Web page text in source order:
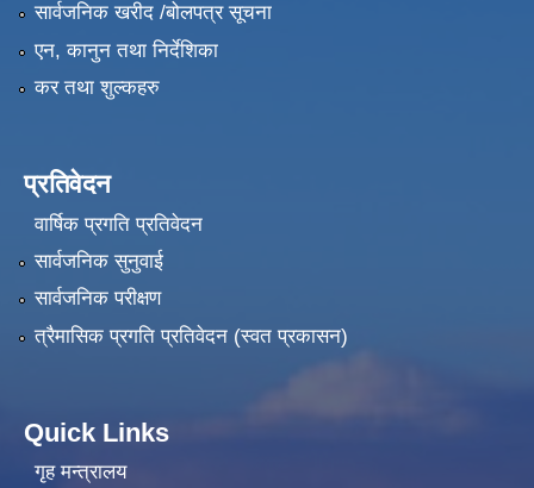
सार्वजनिक खरीद /बोलपत्र सूचना
एन, कानुन तथा निर्देशिका
कर तथा शुल्कहरु
प्रतिवेदन
वार्षिक प्रगति प्रतिवेदन
सार्वजनिक सुनुवाई
सार्वजनिक परीक्षण
त्रैमासिक प्रगति प्रतिवेदन (स्वत प्रकासन)
Quick Links
गृह मन्त्रालय